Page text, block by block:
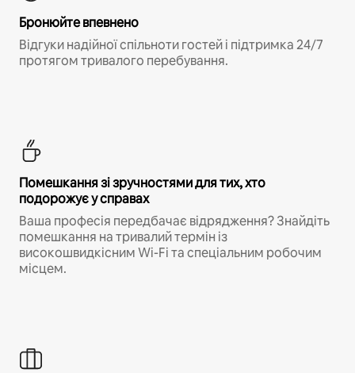
Бронюйте впевнено
Відгуки надійної спільноти гостей і підтримка 24/7
протягом тривалого перебування.
Помешкання зі зручностями для тих, хто
подорожує у справах
Ваша професія передбачає відрядження? Знайдіть
помешкання на тривалий термін із
високошвидкісним Wi-Fi та спеціальним робочим
місцем.